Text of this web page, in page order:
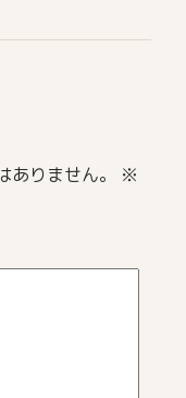
りません。
※